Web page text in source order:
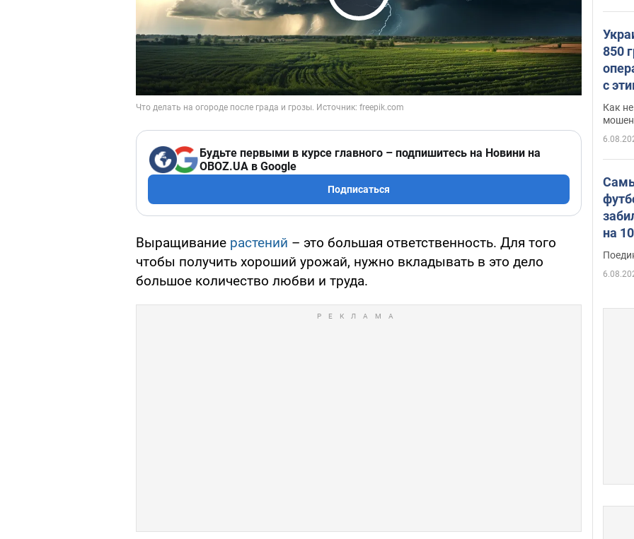
Play Video
Будьте первыми в курсе главного – подпишитесь на Новини на
OBOZ.UA в Google
Подписаться
Выращивание растений – это большая ответственность. Для того
чтобы получить хороший урожай, нужно вкладывать в это дело
большое количество любви и труда.
850
с
Как
на